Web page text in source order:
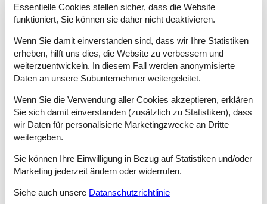
die Mittelstraße im Zentrum, wo du eine große Auswahl an
Spezialgeschäften, gemütlichen Restaurants und Eiscafés
frischgebackener Waffel. Mehr Lust auf aktive Bewegung?
Mietet euch Fahrräder und radelt die Küste entlang oder
möchtest du gerne Surfen? In Richtung Hvide Sande an den
Surfspots findest du die passenden Wellen, sowohl für Anfänger
Die lokale Kultur ist immer interessant. Besuche die
beeindruckenden Sandskulpturen in Søndervig oder steige
hinauf in den Leuchtturm Lyngvig Fyr. Von seiner
Aussichtsplattform erwartet dich ein atemberaubender Blick
über das Westenmeer, Küste und Dünenkette und den
Ringkøbing Fjord auf der Ostseite.
GRATIS!
Verleih von Hochstühlen und Kinderbetten. Sind
Haustiere in diesem Haus erlaubt, stehen auch Hundebetten
Essentielle Cookies stellen sicher, dass die Website
funktioniert, Sie können sie daher nicht deaktivieren.
Wenn Sie damit einverstanden sind, dass wir Ihre Statistiken
erheben, hilft uns dies, die Website zu verbessern und
weiterzuentwickeln. In diesem Fall werden anonymisierte
Daten an unsere Subunternehmer weitergeleitet.
Wenn Sie die Verwendung aller Cookies akzeptieren, erklären
Sie sich damit einverstanden (zusätzlich zu Statistiken), dass
wir Daten für personalisierte Marketingzwecke an Dritte
weitergeben.
Sie können Ihre Einwilligung in Bezug auf Statistiken und/oder
Marketing jederzeit ändern oder widerrufen.
Siehe auch unsere Datanschutzrichtlinie